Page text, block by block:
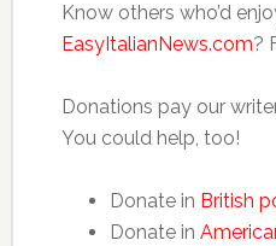
Know others who’d
EasyItalianNews.com?
Donations pay our
You could help, too!
Donate in British
Donate in